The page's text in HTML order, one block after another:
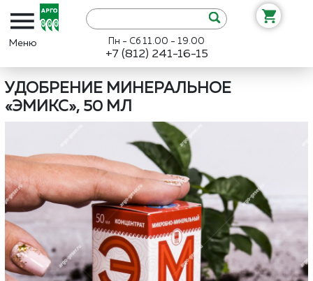
Пн - Сб 11.00 - 19.00
+7 (812) 241-16-15
УДОБРЕНИЕ МИНЕРАЛЬНОЕ
«ЭМИКС», 50 МЛ